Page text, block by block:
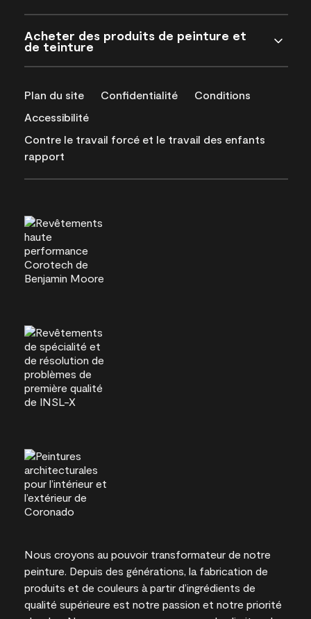
Acheter des produits de peinture et
de teinture
Plan du site Confidentialité
Conditions
Accessibilité
Contre le travail forcé et le travail des enfants
rapport
Nous croyons au pouvoir transformateur de notre
peinture. Depuis des générations, la fabrication de
produits et de couleurs à partir d’ingrédients de
qualité supérieure est notre passion et notre priorité